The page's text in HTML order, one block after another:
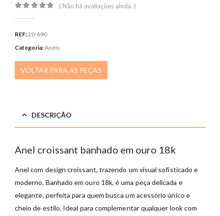
( Não há avaliações ainda. )
REF:20-690
Categoria:Anéis
VOLTAR PARA AS PEÇAS
DESCRIÇÃO
Anel croissant banhado em ouro 18k
Anel com design croissant, trazendo um visual sofisticado e
moderno. Banhado em ouro 18k, é uma peça delicada e
elegante, perfeita para quem busca um acessório único e
cheio de estilo. Ideal para complementar qualquer look com